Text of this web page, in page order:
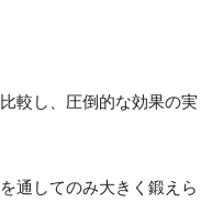
較し、 圧倒的な効果の実
通してのみ大きく鍛えら